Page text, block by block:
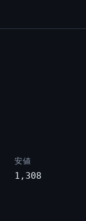
安値
1,308